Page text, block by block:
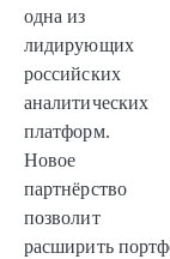
одна из
лидирующих
российских
аналитических
платформ.
Новое
партнёрство
позволит
расширить